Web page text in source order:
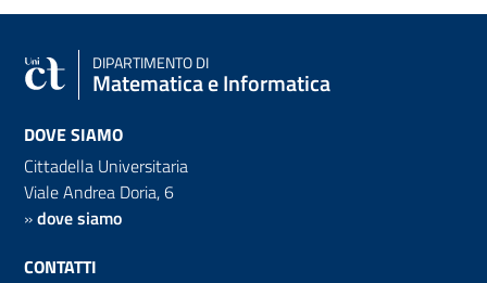
DIPARTIMENTO DI
Matematica e Informatica
DOVE SIAMO
Cittadella Universitaria
Viale Andrea Doria, 6
»dove siamo
CONTATTI